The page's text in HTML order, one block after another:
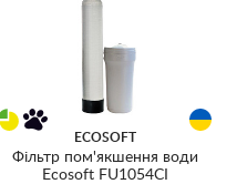
ECOSOFT
Фільтр пом'якшення води
Ecosoft FU1054CI